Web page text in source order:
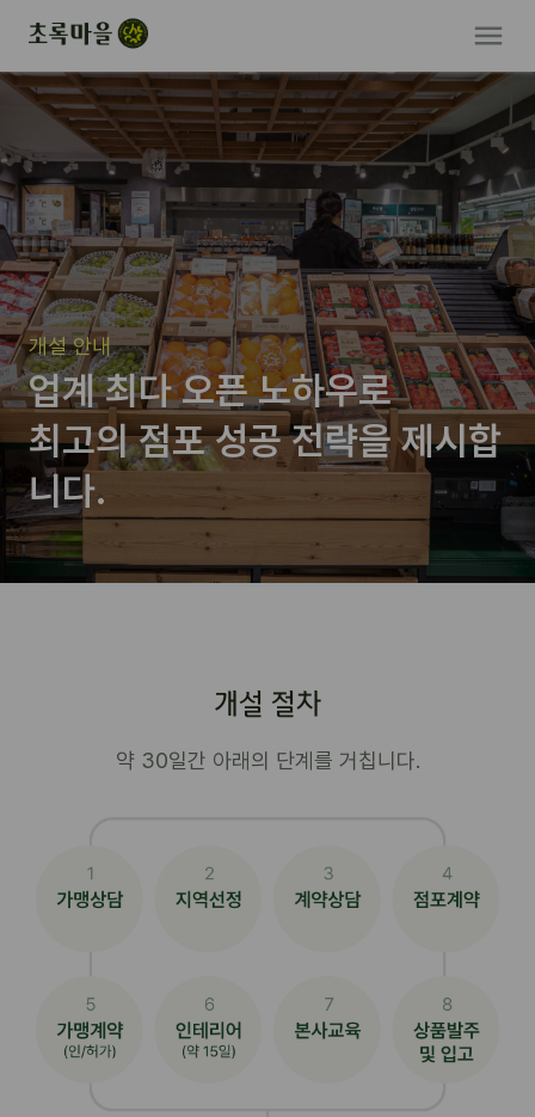
개설 안내
업계 최다 오픈 노하우로
최고의 점포 성공 전략을 제시합
니다.
개설 절차
약 30일간 아래의 단계를 거칩니다.